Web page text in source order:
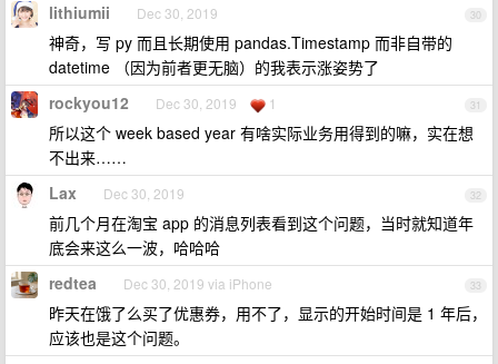
30
lithiumii Dec 30, 2019
神奇，写 py 而且长期使用 pandas.Timestamp 而非自带的
datetime （因为前者更无脑）的我表示涨姿势了
31
rockyou12 Dec 30, 2019 1
所以这个 week based year 有啥实际业务用得到的嘛，实在想
不出来……
32
Lax Dec 30, 2019
前几个月在淘宝 app 的消息列表看到这个问题，当时就知道年
底会来这么一波，哈哈哈
33
redtea Dec 30, 2019 via iPhone
昨天在饿了么买了优惠券，用不了，显示的开始时间是 1 年后，
应该也是这个问题。